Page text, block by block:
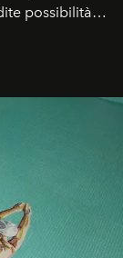
possibilità